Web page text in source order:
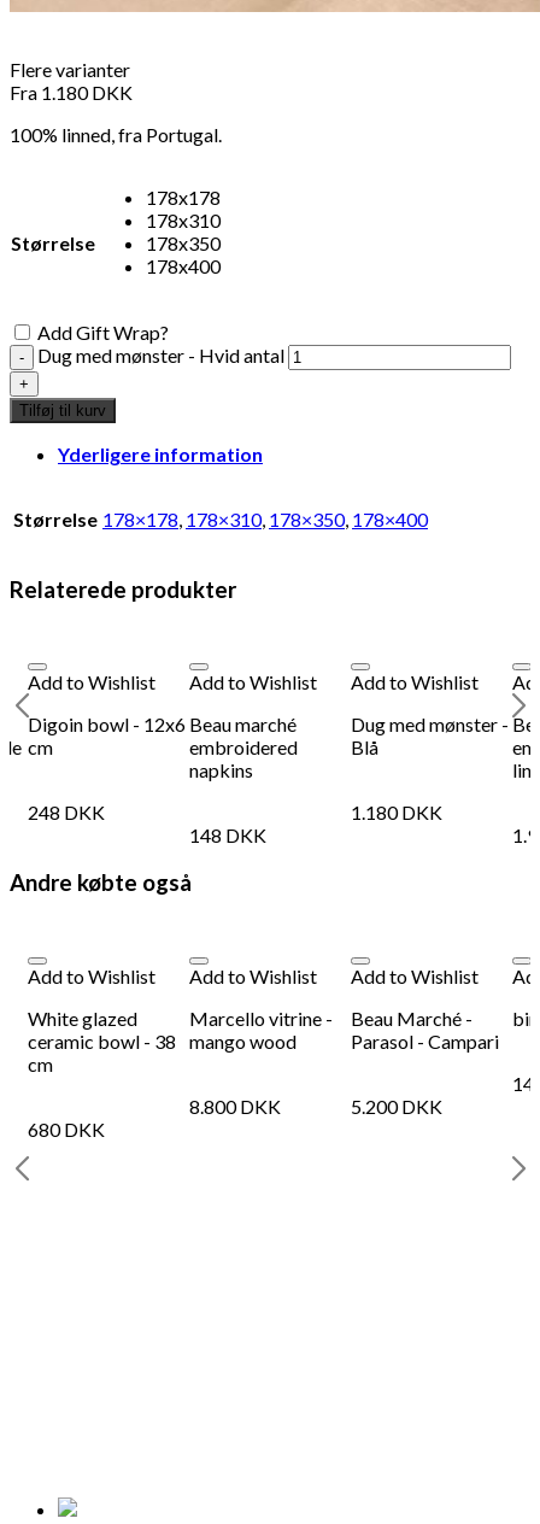
Flere varianter
Fra 1.180DKK
100% linned, fra Portugal.
Størrelse
178x178
178x310
178x350
178x400
Add Gift Wrap?
Dug med mønster - Hvid antal
Tilføj til kurv
Yderligere information
Størrelse 178×178, 178×310, 178×350, 178×400
Relaterede produkter
Add to Wishlist
Digoin bowl - 12x6
cm
248 DKK
Add to Wishlist
Beau marché
embroidered
napkins
148 DKK
Add to Wishlist
Dug med mønster -
Blå
1.180DKK
Andre købte også
Add to Wishlist
White glazed
ceramic bowl - 38
cm
680DKK
Add to Wishlist
Marcello vitrine -
mango wood
8.800DKK
Add to Wishlist
Beau Marché -
Parasol - Campari
5.200DKK